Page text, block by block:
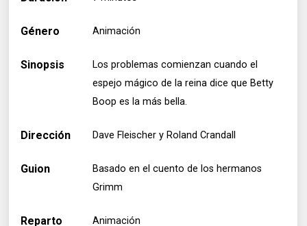
Género Animación
Sinopsis
Los problemas comienzan cuando el
espejo mágico de la reina dice que Betty
Boop es la más bella.
Dirección Dave Fleischer y Roland Crandall
Guion
Basado en el cuento de los hermanos
Grimm
Reparto Animación